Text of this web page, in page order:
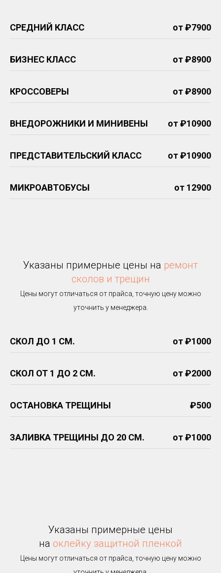
СРЕДНИЙ КЛАСС от ₽7900
БИЗНЕС КЛАСС от ₽8900
КРОССОВЕРЫ от ₽8900
ВНЕДОРОЖНИКИ И МИНИВЕНЫ от ₽10900
ПРЕДСТАВИТЕЛЬСКИЙ КЛАСС от ₽10900
МИКРОАВТОБУСЫ от 12900
Указаны примерные цены на ремонт
сколов и трещин
Цены могут отличаться от прайса, точную цену можно
уточнить у менеджера.
СКОЛ ДО 1 СМ. от ₽1000
СКОЛ ОТ 1 ДО 2 СМ. от ₽2000
ОСТАНОВКА ТРЕЩИНЫ ₽500
ЗАЛИВКА ТРЕЩИНЫ ДО 20 СМ. от ₽1000
Указаны примерные цены
на оклейку защитной пленкой
Цены могут отличаться от прайса, точную цену можно